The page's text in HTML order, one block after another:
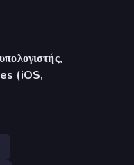
(iOS,